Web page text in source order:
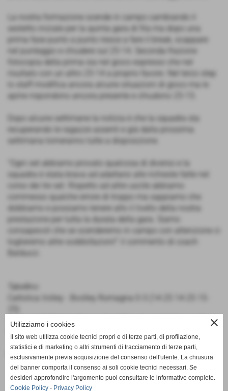
La nostra formazione scende in campo cambiando il
sestetto iniziale per la quinta gara di fila ma dopo una
prima fase punto a punto riesce a fare il break, scappare
nel punteggio e chiudere sul 25-14. Seconda frazione
fotocopia della prima sia nel gioco espresso che nel
risultato con un altro 25-14 a proprio favore. Nel terzo step
lo staff modifica ancora alcune situazioni di gioco ma le
apine rispondono ancora presente e chiudono 25-15.
Dopo alcune settimane la notizia è che la squadra sta
recuperando le ragazze assenti e già dalla prossima
settimana torneranno tutte a disposizione.
“Ogni set abbiamo provato qualcosa di diverso e la
squadra è stata brava ad adattarsi alle richieste fatte nel
corso dei tre set. Rispetto ad altre uscite abbiamo
commesso qualche errore di troppo ma sappiamo che
dobbiamo e possiamo tenere alto il livello della nostra
prestazione per tutta la durata della gara. Siamo
consapevoli che se scenderemo in campo con attenzione ci
toglieremo altre soddisfazioni!” il commento di coach
Balducci.
Tabellino:
Cattolica Volley - Bvolley Romagna 0-3 (14-25 14-25 15-
Andreani 6, Fabrizioli, Leardini 17, Lodovici 2, Mangia 2,
Ufficio Stampa Bvolley Romagna
close
Utilizziamo i cookies
Il sito web utilizza cookie tecnici propri e di terze parti, di profilazione,
statistici e di marketing o altri strumenti di tracciamento di terze parti,
esclusivamente previa acquisizione del consenso dell'utente. La chiusura
del banner comporta il consenso ai soli cookie tecnici necessari. Se
desideri approfondire l'argomento puoi consultare le informative complete.
Cookie Policy - Privacy Policy